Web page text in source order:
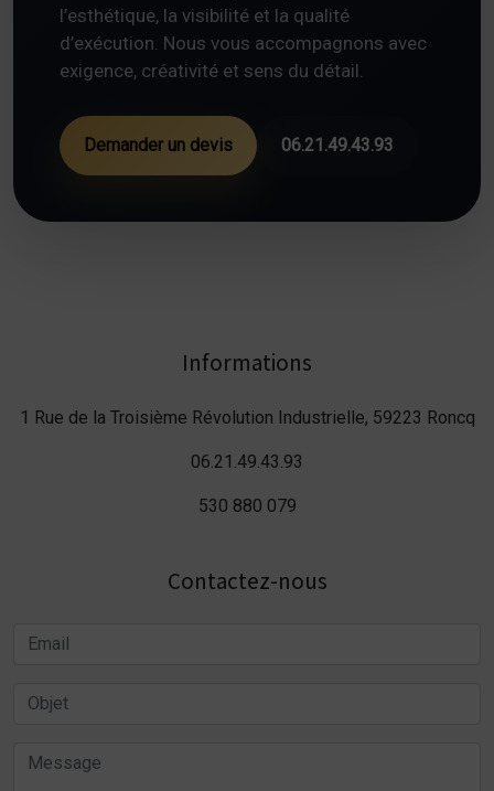
l’esthétique, la visibilité et la qualité
d’exécution. Nous vous accompagnons avec
exigence, créativité et sens du détail.
Demander un devis 06.21.49.43.93
Informations
1 Rue de la Troisième Révolution Industrielle, 59223 Roncq
06.21.49.43.93
530 880 079
Contactez-nous